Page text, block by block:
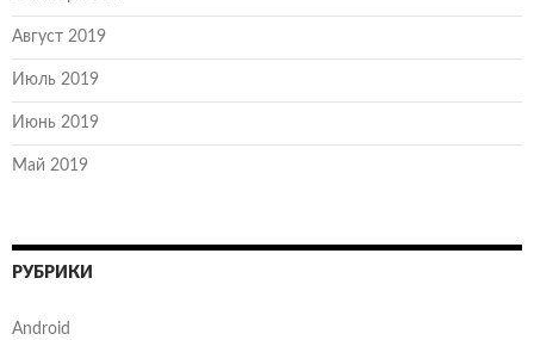
Август 2019
Июль 2019
Июнь 2019
Май 2019
РУБРИКИ
Android